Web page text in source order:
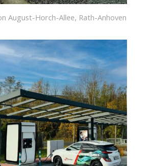
August-Horch-Allee, Rath-Anhoven